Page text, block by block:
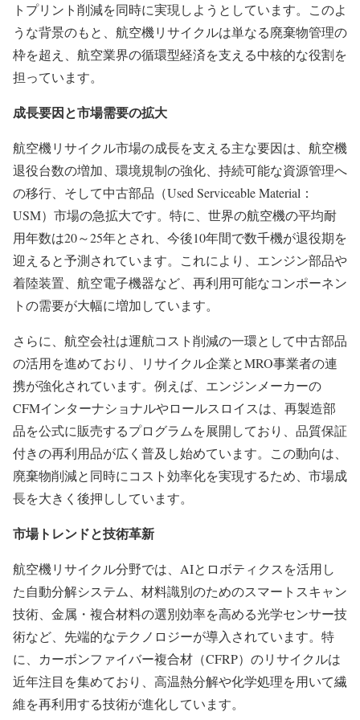
トプリント削減を同時に実現しようとしています。このよ
うな背景のもと、航空機リサイクルは単なる廃棄物管理の
枠を超え、航空業界の循環型経済を支える中核的な役割を
担っています。
成長要因と市場需要の拡大
航空機リサイクル市場の成長を支える主な要因は、航空機
退役台数の増加、環境規制の強化、持続可能な資源管理へ
の移行、そして中古部品（Used Serviceable Material：
USM）市場の急拡大です。特に、世界の航空機の平均耐
用年数は20～25年とされ、今後10年間で数千機が退役期を
迎えると予測されています。これにより、エンジン部品や
着陸装置、航空電子機器など、再利用可能なコンポーネン
トの需要が大幅に増加しています。
さらに、航空会社は運航コスト削減の一環として中古部品
の活用を進めており、リサイクル企業とMRO事業者の連
携が強化されています。例えば、エンジンメーカーの
CFMインターナショナルやロールスロイスは、再製造部
品を公式に販売するプログラムを展開しており、品質保証
付きの再利用品が広く普及し始めています。この動向は、
廃棄物削減と同時にコスト効率化を実現するため、市場成
長を大きく後押ししています。
市場トレンドと技術革新
航空機リサイクル分野では、AIとロボティクスを活用し
た自動分解システム、材料識別のためのスマートスキャン
技術、金属・複合材料の選別効率を高める光学センサー技
術など、先端的なテクノロジーが導入されています。特
に、カーボンファイバー複合材（CFRP）のリサイクルは
近年注目を集めており、高温熱分解や化学処理を用いて繊
維を再利用する技術が進化しています。